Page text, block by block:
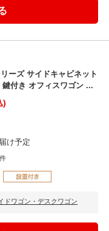
ーズ サイドキャビネット
付き オフィスワゴン ...
)
け予定
ドワゴン・デスクワゴン